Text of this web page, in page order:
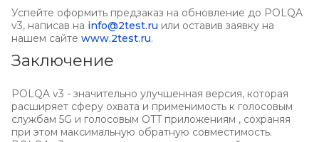
Успейте оформить предзаказ на обновление до POLQA
v3, написав на info@2test.ru или оставив заявку на
нашем сайте www.2test.ru.
Заключение
POLQA v3 - значительно улучшенная версия, которая
расширяет сферу охвата и применимость к голосовым
службам 5G и голосовым OTT приложениям , сохраняя
при этом максимальную обратную совместимость.